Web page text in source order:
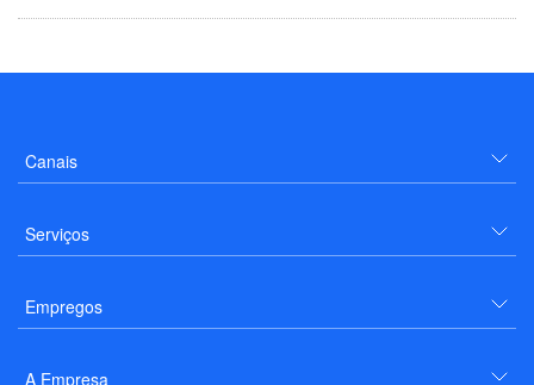
Canais
Serviços
Empregos
A Empresa